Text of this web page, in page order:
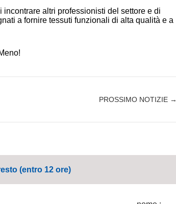
altri professionisti del settore e di
a fornire tessuti funzionali di alta qualità e a
PROSSIMO NOTIZIE →
(entro 12 ore)